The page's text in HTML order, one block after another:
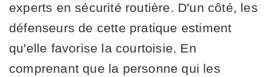
experts en sécurité routière. D'un côté, les
défenseurs de cette pratique estiment
qu'elle favorise la courtoisie. En
comprenant que la personne qui les